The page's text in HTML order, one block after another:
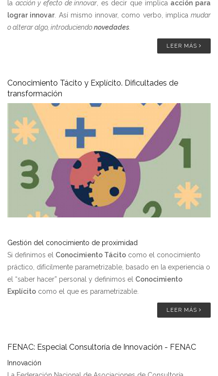
la acción y efecto de innovar , es decir que implica acción para
lograr innovar. Así mismo innovar, como verbo, implica mudar
o alterar algo, introduciendonovedades
LEER MÁS
Conocimiento Tácito y Explícito. Dificultades de
transformación
Gestión del conocimiento de proximidad
Si definimos el Conocimiento Tácito como el conocimiento
práctico, difícilmente parametrizable, basado en la experiencia o
el “saber hacer” personal y definimos el Conocimiento
Explícito como el que es parametrizable.
LEER MÁS
FENAC: Especial Consultoría de Innovación - FENAC
Innovación